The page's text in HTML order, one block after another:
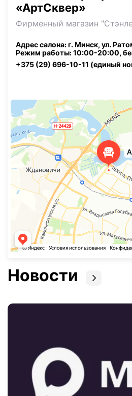
«АртСквер»
Фирменный магазин
Адрес салона: г. Минск, ул.
Режим работы: 10:00-20:00,
+375 (29) 696-10-11 (единый
Новости